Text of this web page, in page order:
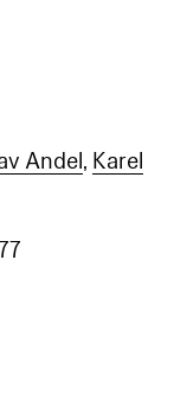
Andel, Karel